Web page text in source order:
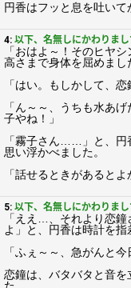
円香はフッと息を吐いて
4: 以下、名無しにかわりま
「おはよ～！そのヒヤ
高さまで身体を屈めまし
「はい。もしかして、
「ん～～、うちも水あ
子やね！」
「霧子さん……」と、円
思い浮かべました。
「話せるときがあると
5: 以下、名無しにかわりま
「ええ…、それより恋
よ」と、円香は時計を指
「ふぇ～～、急がんと
恋鐘は、バタバタと音